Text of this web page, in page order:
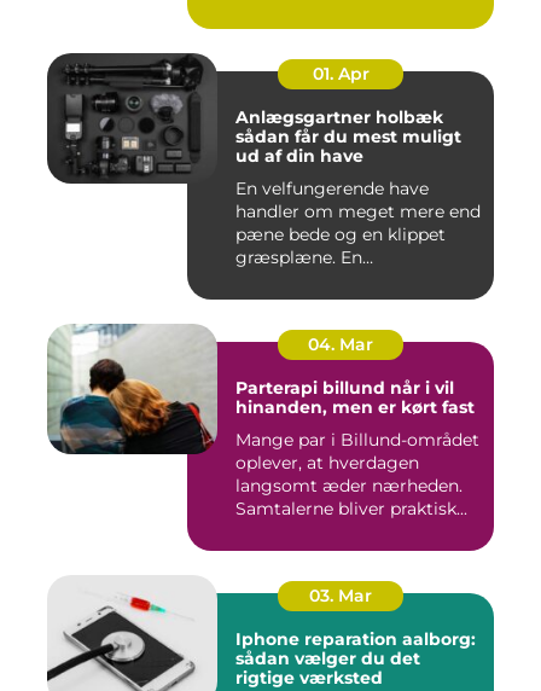
01. Apr
Anlægsgartner holbæk
sådan får du mest muligt
ud af din have
En velfungerende have
handler om meget mere end
pæne bede og en klippet
græsplæne. En
04. Mar
Parterapi billund når i vil
hinanden, men er kørt fast
Mange par i Billund-området
oplever, at hverdagen
langsomt æder nærheden.
Samtalerne bliver praktisk...
03. Mar
Iphone reparation aalborg:
sådan vælger du det
rigtige værksted